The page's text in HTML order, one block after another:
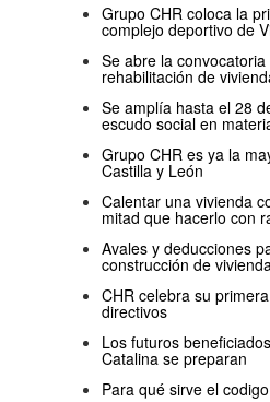
Grupo CHR coloca la
complejo deportivo de
Se abre la
rehabilitación de
Se amplía hasta el 28
escudo social en
Grupo CHR es ya la
Castilla y León
Calentar una vivienda
mitad que hacerlo con
Avales y deducciones
construcción de
CHR celebra su
directivos
Los futuros
Catalina se preparan
Para qué sirve el